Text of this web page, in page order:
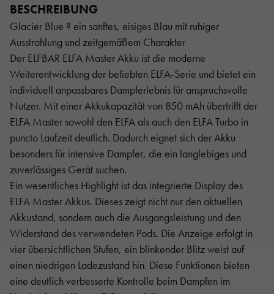
BESCHREIBUNG
Glacier Blue ? ein sanftes, eisiges Blau mit ruhiger
Ausstrahlung und zeitgemäßem Charakter
Der ELFBAR ELFA Master Akku ist die moderne
Weiterentwicklung der beliebten ELFA-Serie und bietet ein
individuell anpassbares Dampferlebnis für anspruchsvolle
Nutzer. Mit einer Akkukapazität von 850 mAh übertrifft der
ELFA Master sowohl den ELFA als auch den ELFA Turbo in
puncto Laufzeit deutlich. Dadurch eignet sich der Akku
besonders für intensive Dampfer, die ein langlebiges und
zuverlässiges Gerät suchen.
Ein wesentliches Highlight ist das integrierte Display des
ELFA Master Akkus. Dieses zeigt nicht nur den aktuellen
Akkustand, sondern auch die Ausgangsleistung und den
Widerstand des verwendeten Pods. Die Anzeige erfolgt in
vier übersichtlichen Stufen, ein blinkender Blitz weist auf
einen niedrigen Ladezustand hin. Diese Funktionen bieten
eine deutlich verbesserte Kontrolle beim Dampfen im